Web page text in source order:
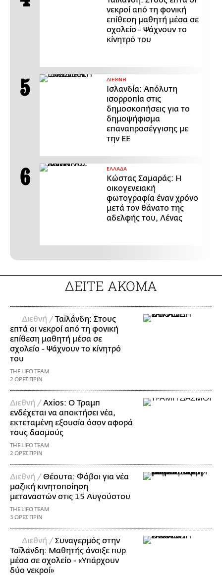
νεκροί από τη φονική
επίθεση μαθητή μέσα σε
σχολείο - Ψάχνουν το
κίνητρό του
ΔΙΕΘΝΗ
Ισλανδία: Απόλυτη
ισορροπία στις
δημοσκοπήσεις για το
δημοψήφισμα
επαναπροσέγγισης με
την ΕΕ
ΕΛΛΑΔΑ
Κώστας Σαμαράς: Η
οικογενειακή
φωτογραφία έναν χρόνο
μετά τον θάνατο της
αδελφής του, Λένας
ΔΕΙΤΕ ΑΚΟΜΑ
Διεθνή /Ταϊλάνδη: Στους
επτά οι νεκροί από τη φονική
επίθεση μαθητή μέσα σε
σχολείο - Ψάχνουν το κίνητρό
του
THE LIFO TEAM
2 ΩΡΕΣ ΠΡΙΝ
Διεθνή /Axios: Ο Τραμπ
ενδέχεται να αποκτήσει νέα,
εκτεταμένη εξουσία όσον αφορά
τους δασμούς
THE LIFO TEAM
2 ΩΡΕΣ ΠΡΙΝ
Διεθνή /Θέουτα: Φόβοι για νέα
μαζική κινητοποίηση
μεταναστών στις 15 Αυγούστου
THE LIFO TEAM
3 ΩΡΕΣ ΠΡΙΝ
Διεθνή /Συναγερμός στην
Ταϊλάνδη: Μαθητής άνοιξε πυρ
μέσα σε σχολείο - «Υπάρχουν
δύο νεκροί»